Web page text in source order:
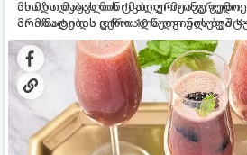
ახალი მაყვლის ტკბილ-მჟავე
არომატი და ცქრიალა ღვინის
დახვეწილ და მაგრილებელ
მომზადებას მინიმალური
მომზადების დრო: 10 წუთი ულუფა: